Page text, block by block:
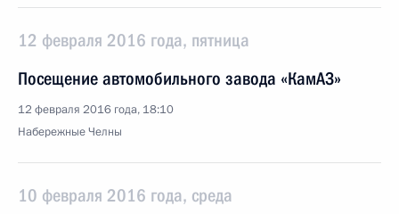
12 февраля 2016 года, пятница
Посещение автомобильного завода «КамАЗ»
12 февраля 2016 года, 18:10
Набережные Челны
10 февраля 2016 года, среда